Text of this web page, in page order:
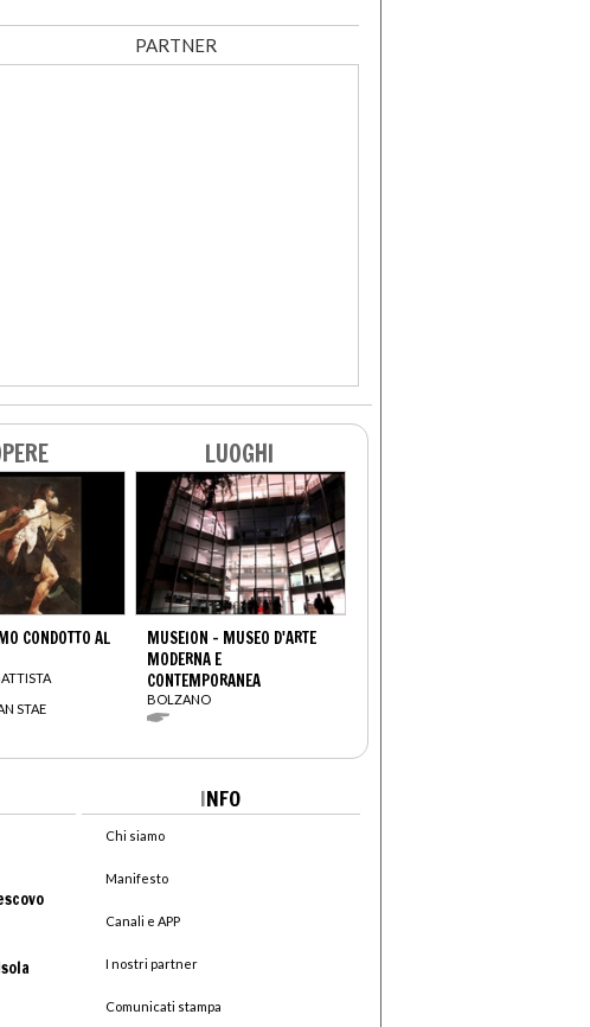
PARTNER
CONDOTTO AL
STAE
LUOGHI
MUSEION - MUSEO D'ARTE
MODERNA E
CONTEMPORANEA
BOLZANO
INFO
Chi siamo
Manifesto
Canali e APP
I nostri partner
Comunicati stampa